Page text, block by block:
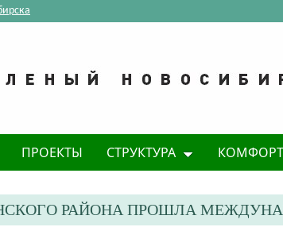
ПРОЕКТЫ СТРУКТУРА
РАЙОНА ПРОШЛА